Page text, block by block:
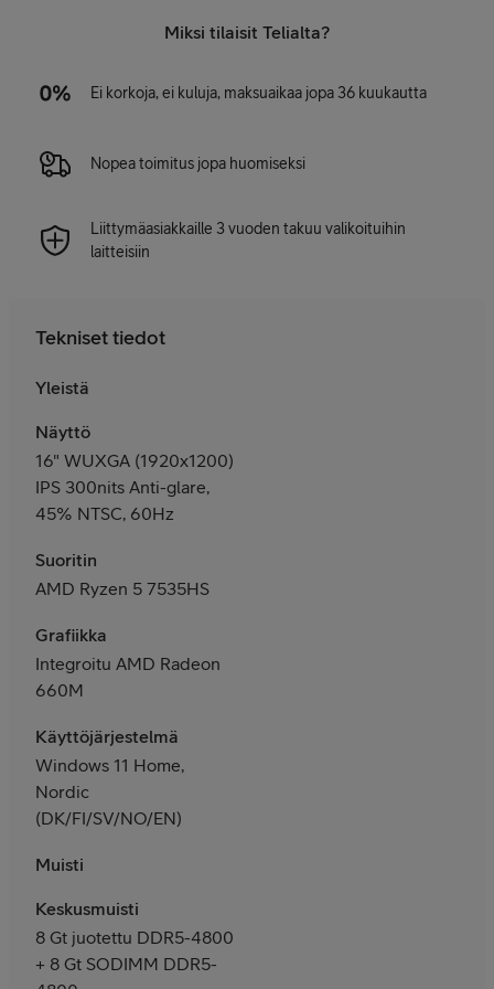
Miksi tilaisit Telialta?
Ei korkoja, ei kuluja, maksuaikaa jopa 36 kuukautta
Nopea toimitus jopa huomiseksi
Liittymäasiakkaille 3 vuoden takuu valikoituihin
laitteisiin
Tekniset tiedot
Yleistä
Näyttö
16" WUXGA (1920x1200)
IPS 300nits Anti-glare,
45% NTSC, 60Hz
Suoritin
AMD Ryzen 5 7535HS
Grafiikka
Integroitu AMD Radeon
660M
Käyttöjärjestelmä
Windows 11 Home,
Nordic
(DK/FI/SV/NO/EN)
Muisti
Keskusmuisti
8 Gt juotettu DDR5-4800
+ 8 Gt SODIMM DDR5-